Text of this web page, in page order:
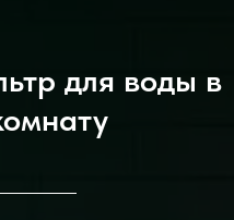
для воды в